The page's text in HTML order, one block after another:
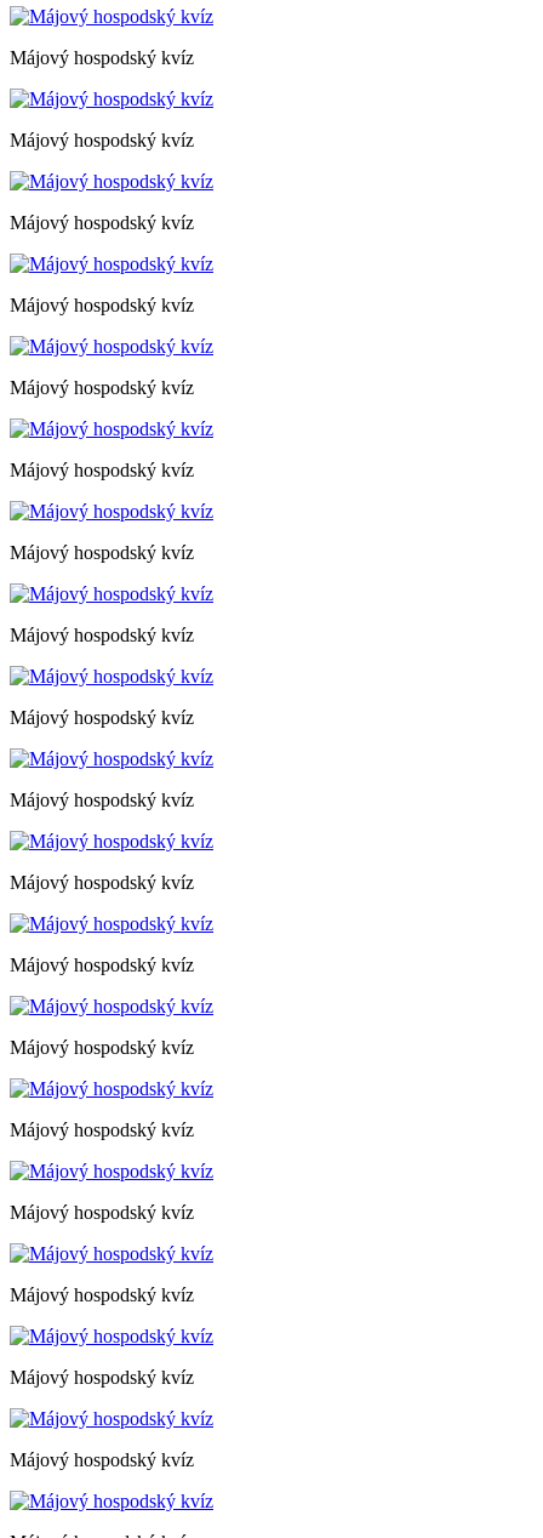
Májový hospodský kvíz
Májový hospodský kvíz
Májový hospodský kvíz
Májový hospodský kvíz
Májový hospodský kvíz
Májový hospodský kvíz
Májový hospodský kvíz
Májový hospodský kvíz
Májový hospodský kvíz
Májový hospodský kvíz
Májový hospodský kvíz
Májový hospodský kvíz
Májový hospodský kvíz
Májový hospodský kvíz
Májový hospodský kvíz
Májový hospodský kvíz
Májový hospodský kvíz
Májový hospodský kvíz